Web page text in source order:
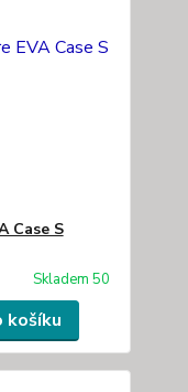
Case S
Skladem 50
košíku